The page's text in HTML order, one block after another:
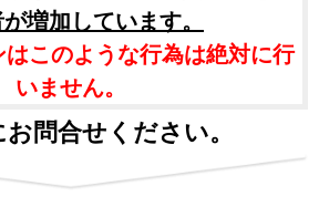
増加しています。
このような行為は絶対に行
いません。
問合せください。